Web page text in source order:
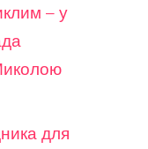
– у
для